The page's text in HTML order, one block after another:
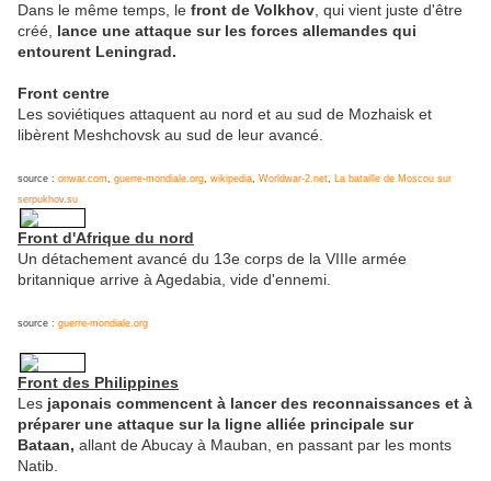
Dans le même temps, le front de Volkhov , qui vient juste d'être
créé, lance une attaque sur les forces allemandes qui
entourent Leningrad.
Front centre
Les soviétiques attaquent au nord et au sud de Mozhaisk et
libèrent Meshchovsk au sud de leur avancé.
source : onwar.com, guerre-mondiale.org, wikipedia, Worldwar-2.net, La bataille de Moscou sur
serpukhov.su
Front d'Afrique du nord
Un détachement avancé du 13e corps de la VIIIe armée
britannique arrive à Agedabia, vide d'ennemi.
source : guerre-mondiale.org
Front des Philippines
Les japonais commencent à lancer des reconnaissances et à
préparer une attaque sur la ligne alliée principale sur
Bataan, allant de Abucay à Mauban, en passant par les monts
Natib.